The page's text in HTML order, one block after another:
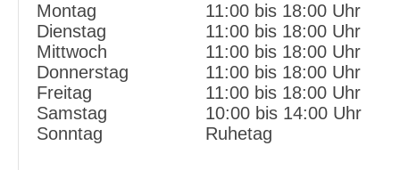
Montag
11:00 bis 18:00 Uhr
Dienstag
11:00 bis 18:00 Uhr
Mittwoch
11:00 bis 18:00 Uhr
Donnerstag
11:00 bis 18:00 Uhr
Freitag
11:00 bis 18:00 Uhr
Samstag
10:00 bis 14:00 Uhr
Sonntag
Ruhetag